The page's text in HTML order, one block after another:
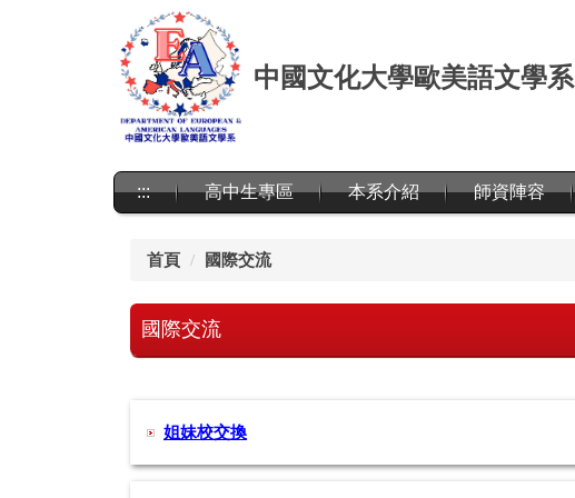
中國文化大學歐美語文學系
::: 高中生專區 本系介紹 師資陣容
首頁 國際交流
國際交流
姐妹校交換